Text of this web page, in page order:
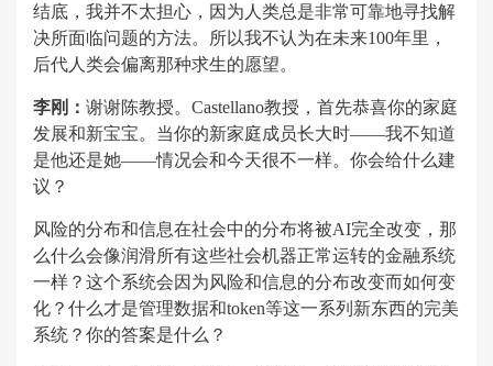
结底，我并不太担心，因为人类总是非常可靠地寻找解
决所面临问题的方法。所以我不认为在未来100年里，
后代人类会偏离那种求生的愿望。
李刚： 谢谢陈教授。Castellano教授，首先恭喜你的家庭
发展和新宝宝。当你的新家庭成员长大时——我不知道
是他还是她——情况会和今天很不一样。你会给什么建
议？
风险的分布和信息在社会中的分布将被AI完全改变，那
么什么会像润滑所有这些社会机器正常运转的金融系统
一样？这个系统会因为风险和信息的分布改变而如何变
化？什么才是管理数据和token等这一系列新东西的完美
系统？你的答案是什么？